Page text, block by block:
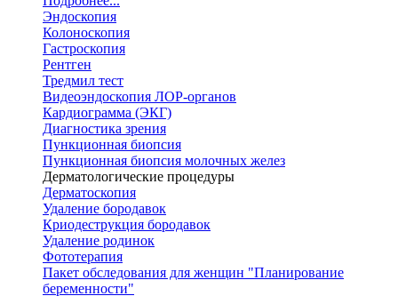
Эндоскопия
Колоноскопия
Гастроскопия
Рентген
Тредмил тест
Видеоэндоскопия ЛОР-органов
Кардиограмма (ЭКГ)
Диагностика зрения
Пункционная биопсия
Пункционная биопсия молочных желез
Дерматологические процедуры
Дерматоскопия
Удаление бородавок
Криодеструкция бородавок
Удаление родинок
Фототерапия
Пакет обследования для женщин "Планирование
беременности"